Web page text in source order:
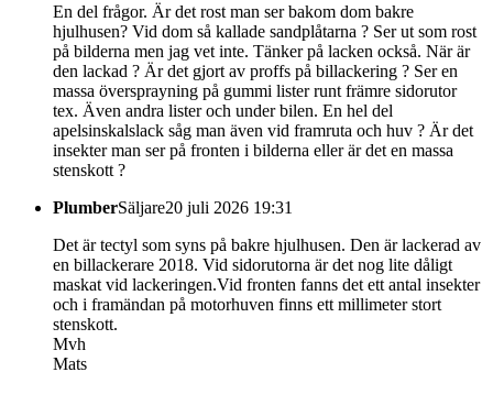
En del frågor. Är det rost man ser bakom dom bakre
hjulhusen? Vid dom så kallade sandplåtarna ? Ser ut som rost
på bilderna men jag vet inte. Tänker på lacken också. När är
den lackad ? Är det gjort av proffs på billackering ? Ser en
massa översprayning på gummi lister runt främre sidorutor
tex. Även andra lister och under bilen. En hel del
apelsinskalslack såg man även vid framruta och huv ? Är det
insekter man ser på fronten i bilderna eller är det en massa
stenskott ?
PlumberSäljare20 juli 2026 19:31
Det är tectyl som syns på bakre hjulhusen. Den är lackerad av
en billackerare 2018. Vid sidorutorna är det nog lite dåligt
maskat vid lackeringen.Vid fronten fanns det ett antal insekter
och i framändan på motorhuven finns ett millimeter stort
stenskott.
Mvh
Mats